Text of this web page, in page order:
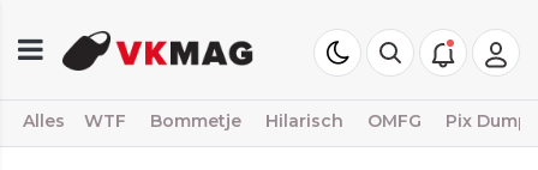
Alles WTF Bommetje Hilarisch OMFG Pix Dump